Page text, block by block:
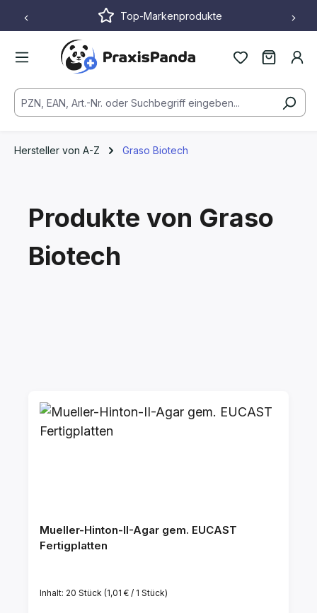
Zum Hauptinhalt springenTop-Markenprodukte
Hersteller von A-Z Graso Biotech
Produkte von Graso
Biotech
Mueller-Hinton-II-Agar gem. EUCAST
Fertigplatten
Inhalt: 20 Stück (1,01 € / 1 Stück)